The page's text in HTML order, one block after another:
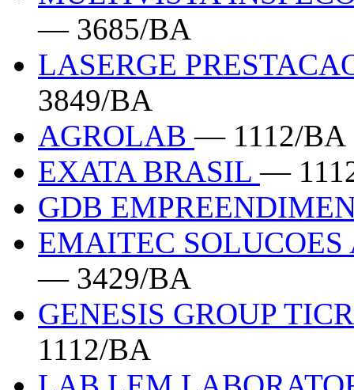
— 3685/BA
LASERGE
3849/BA
AGROLAB— 1112/BA
EXATA BRASIL—
GDB
EMAITEC
— 3429/BA
GENESIS GROUP
1112/BA